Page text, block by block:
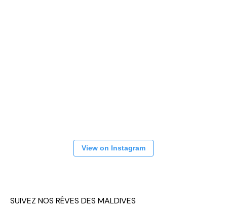
View on Instagram
SUIVEZ NOS RÊVES DES MALDIVES